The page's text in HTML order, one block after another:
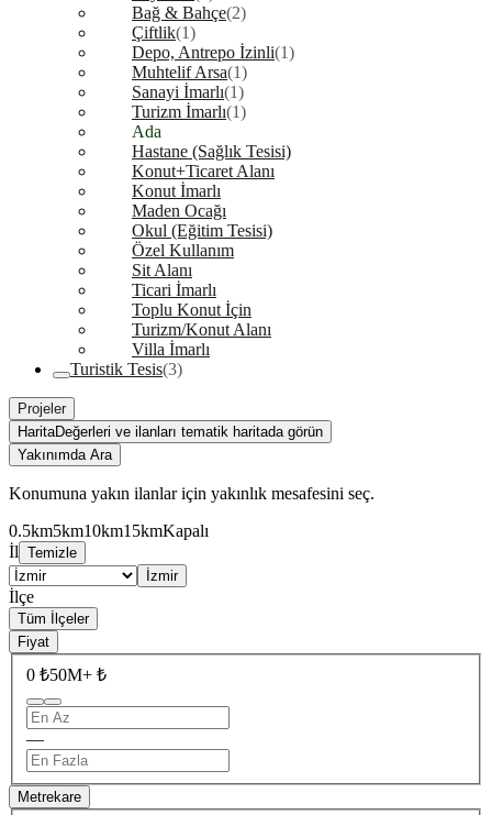
Bağ & Bahçe(2)
Çiftlik(1)
Depo, Antrepo İzinli(1)
Muhtelif Arsa(1)
Sanayi İmarlı(1)
Turizm İmarlı(1)
Ada
Hastane (Sağlık Tesisi)
Konut+Ticaret Alanı
Konut İmarlı
Maden Ocağı
Okul (Eğitim Tesisi)
Özel Kullanım
Sit Alanı
Ticari İmarlı
Toplu Konut İçin
Turizm/Konut Alanı
Villa İmarlı
Turistik Tesis(3)
Projeler
HaritaDeğerleri ve ilanları tematik haritada görün
Yakınımda Ara
Konumuna yakın ilanlar için yakınlık mesafesini seç.
0.5km5km10km15kmKapalı
İl Temizle
İzmir
İlçe
Tüm İlçeler
Fiyat
0 ₺50M+ ₺
—
Metrekare